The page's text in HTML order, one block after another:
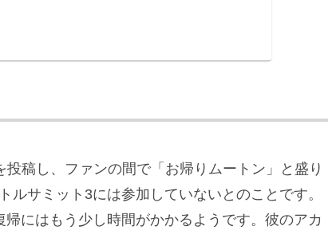
稿し、ファンの間で「お帰りムートン」と盛り
サミット3には参加していないとのことです。
にはもう少し時間がかかるようです。彼のアカ